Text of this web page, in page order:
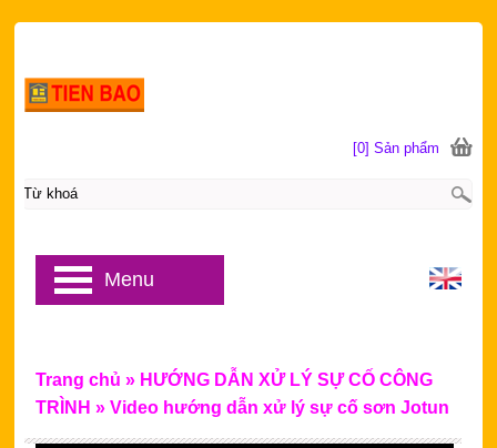
Trang chủ » HƯỚNG DẪN XỬ LÝ SỰ CỐ CÔNG
TRÌNH » Video hướng dẫn xử lý sự cố sơn Jotun
[0] Sản phẩm
Menu